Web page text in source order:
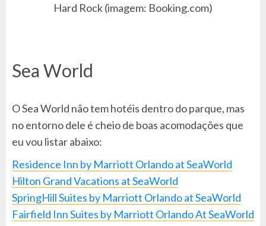
Hard Rock (imagem: Booking.com)
Sea World
O Sea World não tem hotéis dentro do parque, mas
no entorno dele é cheio de boas acomodações que
eu vou listar abaixo:
Residence Inn by Marriott Orlando at SeaWorld
Hilton Grand Vacations at SeaWorld
SpringHill Suites by Marriott Orlando at SeaWorld
Fairfield Inn Suites by Marriott Orlando At SeaWorld